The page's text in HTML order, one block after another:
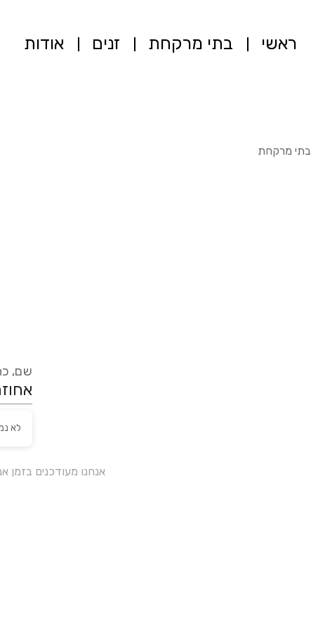
ראשי בתי מרקחת זנים אודות
בתי מרקחת
שם,
אנחנו מעודכנים
לא